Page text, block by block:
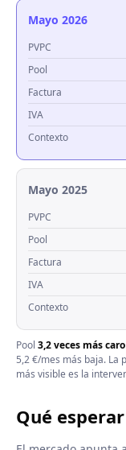
Mayo 2026
PVPC
Pool
Factura
IVA
Contexto
Mayo 2025
PVPC
Pool
Factura
IVA
Contexto
Pool 3,2 veces más caro
5,2 €/mes más baja. La
más visible es la
Qué